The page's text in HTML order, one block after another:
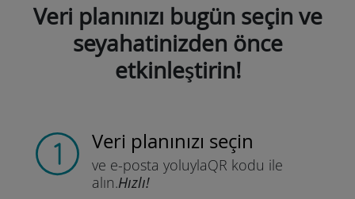
Veri planınızı bugün seçin ve
seyahatinizden önce
etkinleştirin!
Veri planınızı seçin
ve e-posta yoluylaQR kodu ile
alın.Hızlı!